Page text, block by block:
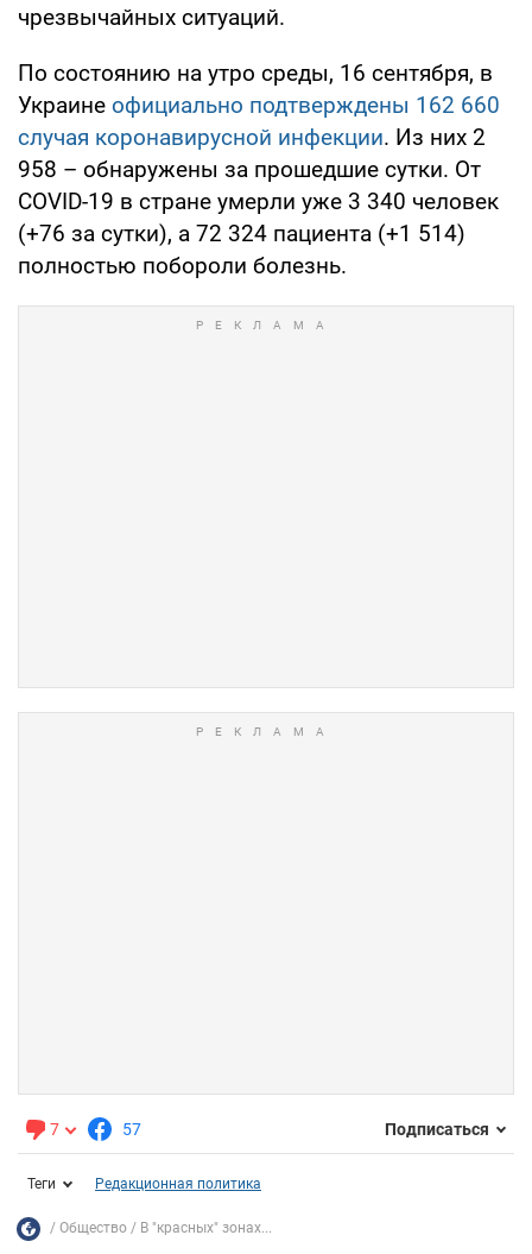
чрезвычайных ситуаций.
По состоянию на утро среды, 16 сентября, в
Украине официально подтверждены 162 660
случая коронавирусной инфекции. Из них 2
958 – обнаружены за прошедшие сутки. От
COVID-19 в стране умерли уже 3 340 человек
(+76 за сутки), а 72 324 пациента (+1 514)
полностью побороли болезнь.
7 57 Подписаться
Теги Редакционная политика
Общество В "красных" зонах...